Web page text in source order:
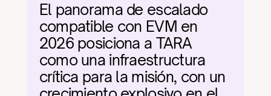
El panorama de escalado
compatible con EVM en
2026 posiciona a TARA
como una infraestructura
crítica para la misión, con un